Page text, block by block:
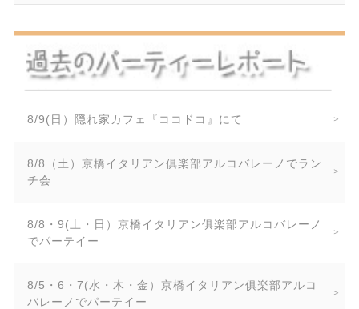
8/9(日）隠れ家カフェ『ココドコ』にて
8/8（土）京橋イタリアン俱楽部アルコバレーノでラン
チ会
8/8・9(土・日）京橋イタリアン俱楽部アルコバレーノ
でパーテイー
8/5・6・7(水・木・金）京橋イタリアン俱楽部アルコ
バレーノでパーテイー